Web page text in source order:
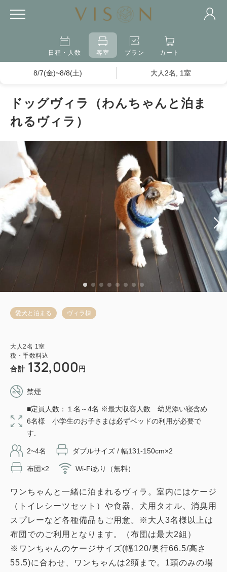
日程・人数 客室 プラン カート
8/7(金)~8/8(土) 大人2名, 1室
ドッグヴィラ（わんちゃんと泊ま
れるヴィラ）
愛犬と泊まる ヴィラ棟
大人2名 1室
税・手数料込
合計 132,000 円
禁煙
■定員人数：１名～4名 ※最大収容人数 幼児添い寝含め
6名様 小学生のお子さまは必ずベッドの利用が必要で
す.
2~4名 ダブルサイズ / 幅131-150cm×2
布団×2 Wi-Fiあり（無料）
ワンちゃんと一緒に泊まれるヴィラ。室内にはケージ
（トイレシーツセット）や食器、犬用タオル、消臭用
スプレーなど各種備品もご用意。※大人3名様以上は
布団でのご利用となります。（布団は最大2組）
※ワンちゃんのケージサイズ(幅120/奥行66.5/高さ
55.5)に合わせ、ワンちゃんは2頭まで。1頭のみの場